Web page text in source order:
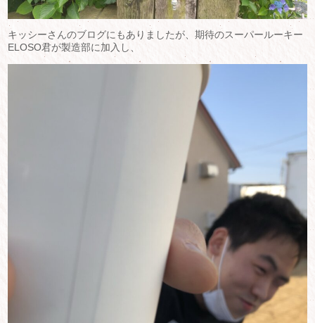
キッシーさんのブログにもありましたが、期待のスーパールーキー
ELOSO君が製造部に加入し、